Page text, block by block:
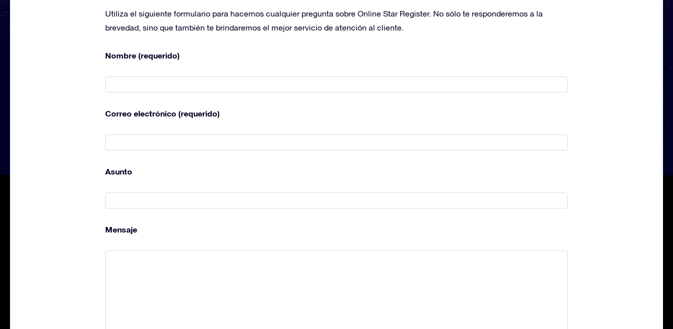
Utiliza el siguiente formulario para hacernos cualquier pregunta sobre Online Star Register. No sólo te responderemos a la
brevedad, sino que también te brindaremos el mejor servicio de atención al cliente.
Nombre (requerido)
Correo electrónico (requerido)
Asunto
Mensaje